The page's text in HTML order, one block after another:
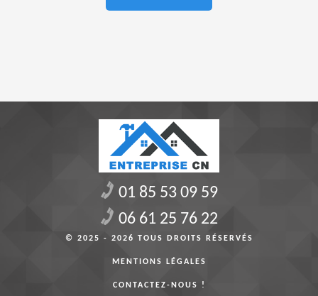
01 85 53 09 59
06 61 25 76 22
© 2025 - 2026 TOUS DROITS RÉSERVÉS
MENTIONS LÉGALES
CONTACTEZ-NOUS !